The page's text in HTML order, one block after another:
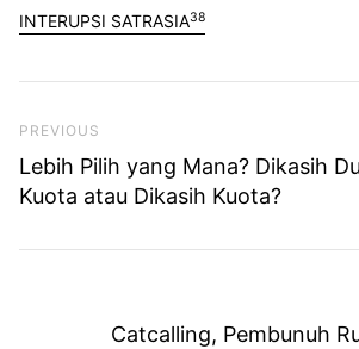
INTERUPSI SATRASIA38
Previous Post
PREVIOUS
Lebih Pilih yang Mana? Dikasih
Kuota atau Dikasih Kuota?
Catcalling, Pembunuh